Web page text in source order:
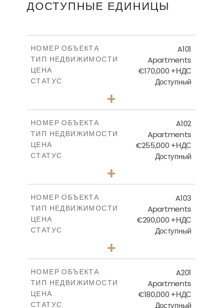
ДОСТУПНЫЕ ЕДИНИЦЫ
НОМЕР ОБЪЕКТА A101
ТИП НЕДВИЖИМОСТИ Apartments
ЦЕНА €170,000 +НДС
СТАТУС Доступный
ПОСМОТРЕТЬ БОЛЬШЕ
+
НОМЕР ОБЪЕКТА A102
ТИП НЕДВИЖИМОСТИ Apartments
ЦЕНА €255,000 +НДС
СТАТУС Доступный
ПОСМОТРЕТЬ БОЛЬШЕ
+
НОМЕР ОБЪЕКТА A103
ТИП НЕДВИЖИМОСТИ Apartments
ЦЕНА €290,000 +НДС
СТАТУС Доступный
ПОСМОТРЕТЬ БОЛЬШЕ
+
НОМЕР ОБЪЕКТА A201
ТИП НЕДВИЖИМОСТИ Apartments
ЦЕНА €180,000 +НДС
СТАТУС Доступный